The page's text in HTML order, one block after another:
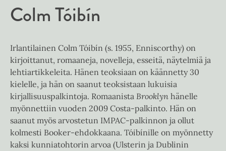
Colm Tóibín
Irlantilainen Colm Tóibín (s. 1955, Enniscorthy) on
kirjoittanut, romaaneja, novelleja, esseitä, näytelmiä ja
lehtiartikkeleita. Hänen teoksiaan on käännetty 30
kielelle, ja hän on saanut teoksistaan lukuisia
kirjallisuuspalkintoja. Romaanista Brooklyn hänelle
myönnettiin vuoden 2009 Costa-palkinto. Hän on
saanut myös arvostetun IMPAC-palkinnon ja ollut
kolmesti Booker-ehdokkaana. Tóibínille on myönnetty
kaksi kunniatohtorin arvoa (Ulsterin ja Dublinin